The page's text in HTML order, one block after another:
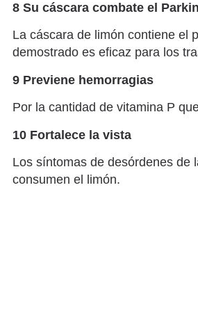
8 Su cáscara combate el
La cáscara de limón contiene el
demostrado es eficaz para los
9 Previene hemorragias
Por la cantidad de vitamina P
10 Fortalece la vista
Los síntomas de desórdenes de
consumen el limón.